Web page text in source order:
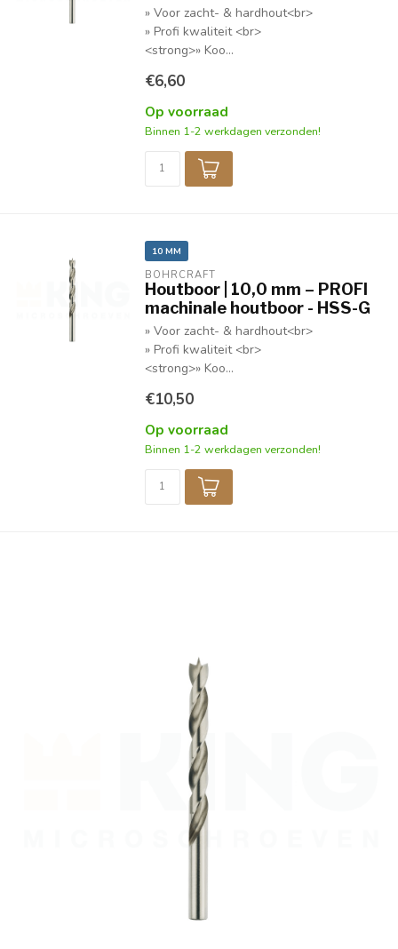
» Voor zacht- & hardhout<br>
» Profi kwaliteit <br>
<strong>» Koo...
€6,60
Op voorraad
Binnen 1-2 werkdagen verzonden!
10 MM
BOHRCRAFT
Houtboor | 10,0 mm – PROFI
machinale houtboor - HSS-G
» Voor zacht- & hardhout<br>
» Profi kwaliteit <br>
<strong>» Koo...
€10,50
Op voorraad
Binnen 1-2 werkdagen verzonden!